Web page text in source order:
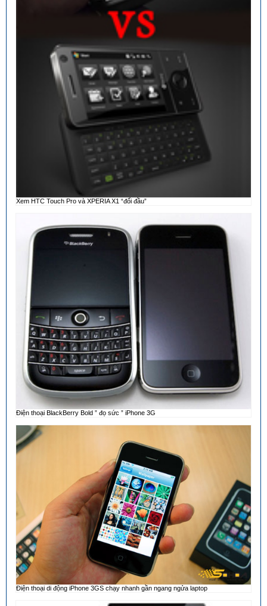
Xem HTC Touch Pro và XPERIA X1 “đối đầu”
Điện thoại BlackBerry Bold ” đọ sức ” iPhone 3G
Điện thoại di động iPhone 3GS chạy nhanh gần ngang ngửa laptop